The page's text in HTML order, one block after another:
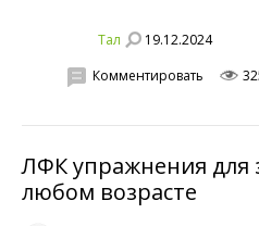
Тал 19.12.2024
Комментировать
ЛФК упражнения для
любом возрасте